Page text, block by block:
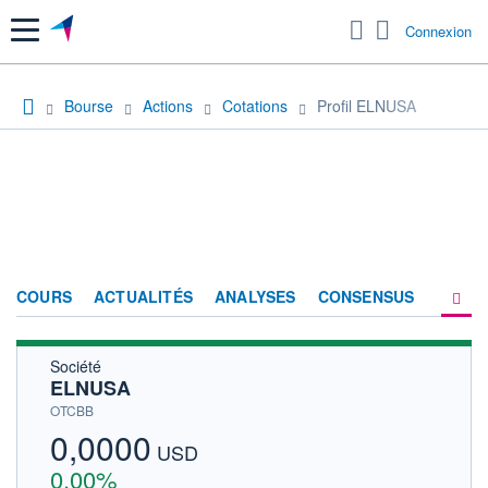
Menu Connexion
Bourse Actions Cotations Profil ELNUSA
COURS ACTUALITÉS ANALYSES CONSENSUS
Société
ELNUSA
OTCBB
0,0000 USD
0,00%